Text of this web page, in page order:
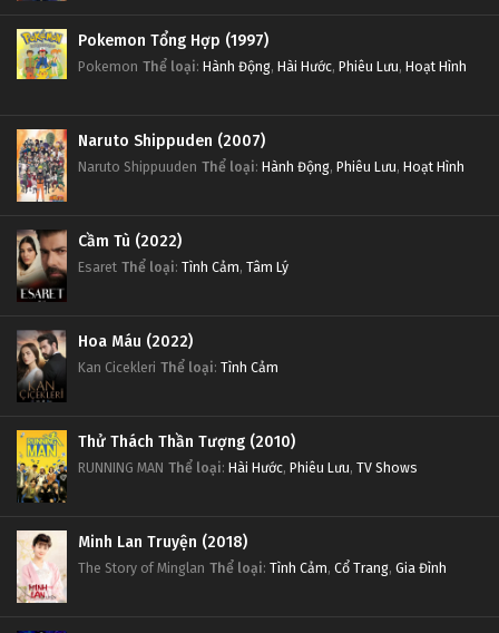
Pokemon Tổng Hợp (1997)
Pokemon Thể loại: Hành Động, Hài Hước, Phiêu Lưu, Hoạt Hình
Naruto Shippuden (2007)
Naruto Shippuuden Thể loại: Hành Động, Phiêu Lưu, Hoạt Hình
Cầm Tù (2022)
Esaret Thể loại: Tình Cảm, Tâm Lý
Hoa Máu (2022)
Kan Cicekleri Thể loại: Tình Cảm
Thử Thách Thần Tượng (2010)
RUNNING MAN Thể loại: Hài Hước, Phiêu Lưu, TV Shows
Minh Lan Truyện (2018)
The Story of Minglan Thể loại: Tình Cảm, Cổ Trang, Gia Đình